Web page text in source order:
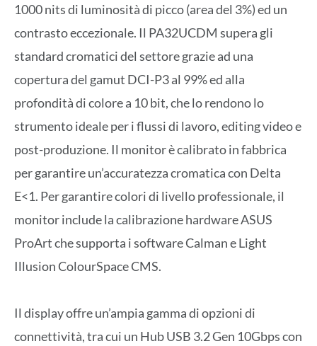
1000 nits di luminosità di picco (area del 3%) ed un
contrasto eccezionale. Il PA32UCDM supera gli
standard cromatici del settore grazie ad una
copertura del gamut DCI-P3 al 99% ed alla
profondità di colore a 10 bit, che lo rendono lo
strumento ideale per i flussi di lavoro, editing video e
post-produzione. Il monitor è calibrato in fabbrica
per garantire un’accuratezza cromatica con Delta
E<1. Per garantire colori di livello professionale, il
monitor include la calibrazione hardware ASUS
ProArt che supporta i software Calman e Light
Illusion ColourSpace CMS.
Il display offre un’ampia gamma di opzioni di
connettività, tra cui un Hub USB 3.2 Gen 10Gbps con